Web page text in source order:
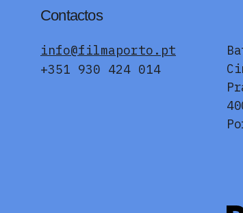
Contactos
info@filmaporto.pt
+351 930 424 014